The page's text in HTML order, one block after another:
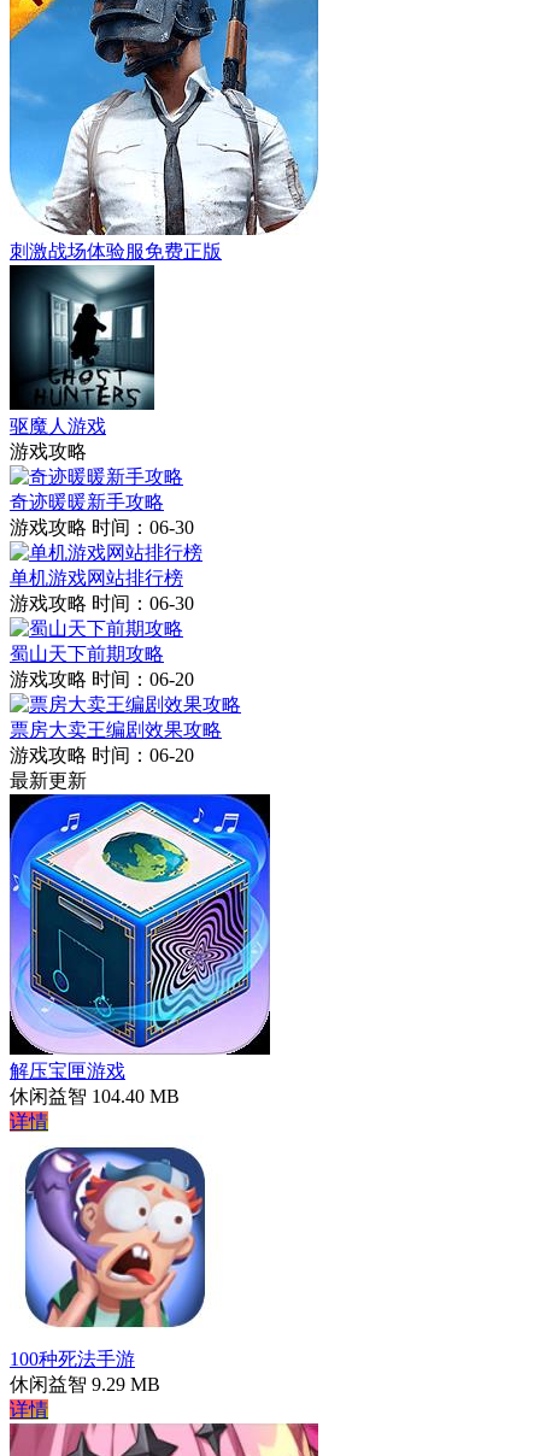
刺激战场体验服免费正版
驱魔人游戏
游戏攻略
奇迹暖暖新手攻略
游戏攻略 时间：06-30
单机游戏网站排行榜
游戏攻略 时间：06-30
蜀山天下前期攻略
游戏攻略 时间：06-20
票房大卖王编剧效果攻略
游戏攻略 时间：06-20
最新更新
解压宝匣游戏
休闲益智 104.40 MB
详情
100种死法手游
休闲益智 9.29 MB
详情